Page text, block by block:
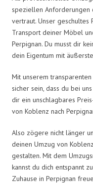
speziellen Anforderungen
vertraut. Unser geschultes
Transport deiner Möbel
Perpignan. Du musst dir
dein Eigentum mit
Mit unserem
sicher sein, dass du bei
dir ein unschlagbares
von Koblenz nach
Also zögere nicht länger
deinen Umzug von
gestalten. Mit dem
kannst du dich entspannt
Zuhause in Perpignan